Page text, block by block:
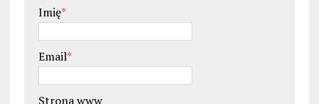
Imię*
Email*
Strona www